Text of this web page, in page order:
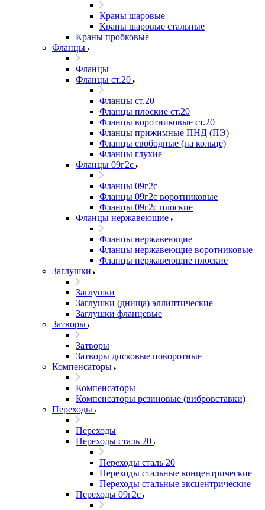
Краны шаровые
Краны шаровые стальные
Краны пробковые
Фланцы
Фланцы
Фланцы ст.20
Фланцы ст.20
Фланцы плоские ст.20
Фланцы воротниковые ст.20
Фланцы прижимные ПНД (ПЭ)
Фланцы свободные (на кольце)
Фланцы глухие
Фланцы 09г2с
Фланцы 09г2с
Фланцы 09г2с воротниковые
Фланцы 09г2с плоские
Фланцы нержавеющие
Фланцы нержавеющие
Фланцы нержавеющие воротниковые
Фланцы нержавеющие плоские
Заглушки
Заглушки
Заглушки (днища) эллиптические
Заглушки фланцевые
Затворы
Затворы
Затворы дисковые поворотные
Компенсаторы
Компенсаторы
Компенсаторы резиновые (вибровставки)
Переходы
Переходы
Переходы сталь 20
Переходы сталь 20
Переходы стальные концентрические
Переходы стальные эксцентрические
Переходы 09г2с